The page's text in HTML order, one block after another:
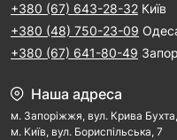
+380 (67) 643-28-32 Київ
+380 (48) 750-23-09
+380 (67) 641-80-49
Наша адреса
м. Запорiжжя, вул. Крива
м. Kиїв, вул. Бориспільська, 7